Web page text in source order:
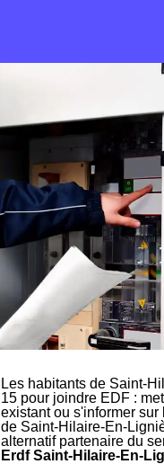
Les habitants de Saint-
15 pour joindre EDF :
existant ou s'informer
de Saint-Hilaire-En-
alternatif partenaire du
Erdf Saint-Hilaire-En-